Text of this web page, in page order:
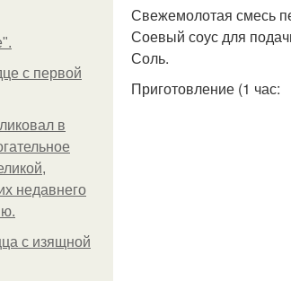
с первой
в
недавнего
с изящной
Свежемолотая смесь
Соевый соус для
Соль.
Приготовление (1 час: